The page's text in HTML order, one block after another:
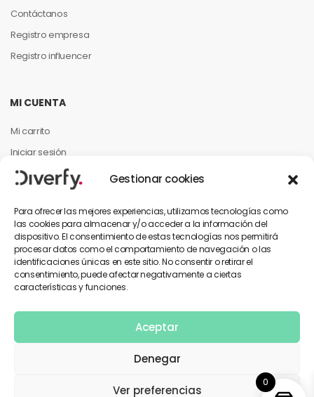
Gestionar cookies
Para ofrecer las mejores experiencias, utilizamos tecnologías como
las cookies para almacenar y/o acceder a la información del
dispositivo. El consentimiento de estas tecnologías nos permitirá
procesar datos como el comportamiento de navegación o las
identificaciones únicas en este sitio. No consentir o retirar el
consentimiento, puede afectar negativamente a ciertas
características y funciones.
Aceptar
Denegar
Ver preferencias
Contáctanos
Registro empresa
Registro influencer
MI CUENTA
Mi carrito
Iniciar sesión
Mi cuenta
INFORMACIÓN PARA EL CLIENTE
Contáctanos
Política de privacidad
Términos y condiciones
Copyright © 2026 Diverfy. Todos los derechos reservados.
0